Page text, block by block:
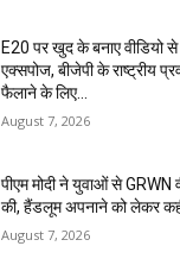
E20 पर खुद के बनाए वीडियो से
एक्सपोज, बीजेपी के राष्ट्रीय
फैलाने के लिए...
August 7, 2026
पीएम मोदी ने युवाओं से GRWN
की, हैंडलूम अपनाने को लेकर
August 7, 2026